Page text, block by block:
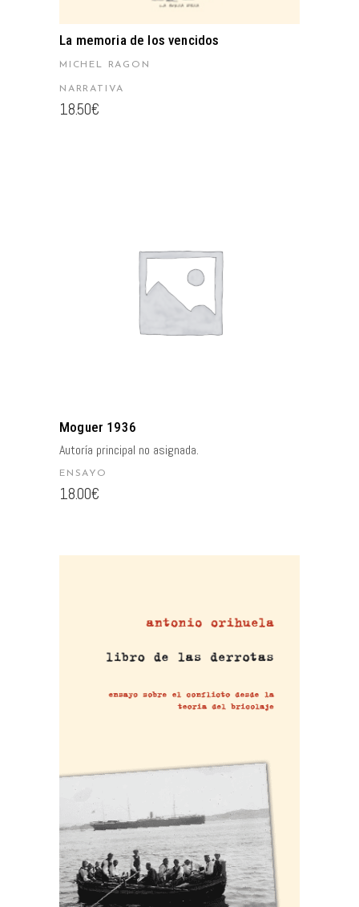
La memoria de los vencidos
MICHEL RAGON
NARRATIVA
18.50€
AÑADIR AL CARRITO
Moguer 1936
Autoría principal no asignada.
ENSAYO
18.00€